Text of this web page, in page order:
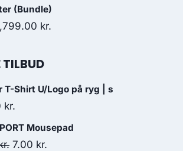
was:
99.00 kr..
(Bundle)
kr.
T-Shirt U/Logo på ryg | s
kr.
Mousepad
Original
7.00 kr.